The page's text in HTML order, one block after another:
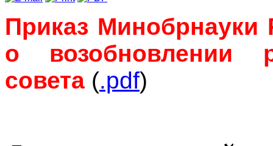
Приказ Минобрнауки
о возобновлении
совета (.pdf)